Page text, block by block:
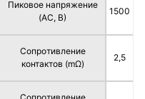
Пиковое напряжение
(AC, В)
Сопротивление
контактов (mΩ)
1500
2,5